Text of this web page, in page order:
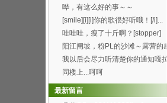
办得好好哦。 ...
哗，有这么好的事～～
[smile][i][i]你的歌很好听哦！[/i]...
哇哇哇，瘦了十斤啊？[stopper]
阳江闸坡，粉PL的沙滩～露营的感
觉真的8错哦～呵呵...
我以后会尽力听清楚你的通知嘎拉
[wink]
同楼上...呵呵
最新留言